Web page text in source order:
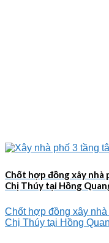
Chốt hợp đồng xây nhà
Chị Thúy tại Hồng
Chốt hợp đồng xây
Chị Thúy tại Hồng